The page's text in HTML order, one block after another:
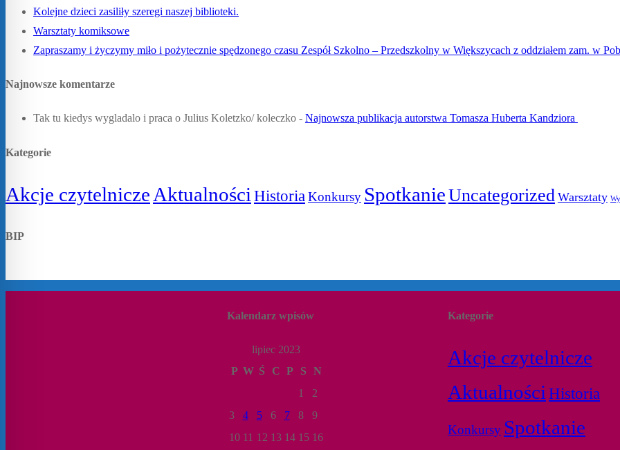
Kolejne dzieci zasiliły szeregi naszej biblioteki.
Warsztaty komiksowe
Zapraszamy i życzymy miło i pożytecznie spędzonego czasu Zespół Szkolno – Przedszkolny w Większycach z oddziałem zam. w
Najnowsze komentarze
Tak tu kiedys wygladalo i praca o Julius Koletzko/ koleczko - Najnowsza publikacja autorstwa Tomasza Huberta Kandziora
Kategorie
Akcje czytelnicze Aktualności Historia Konkursy SpotkanieUncategorized Warsztaty
BIP
Kalendarz wpisów
lipiec 2023
P W Ś C P S
N
1
2
3
4 5 6 7 8
9
10 11 12 13 14 15 16
Kategorie
Akcje czytelnicze
Aktualności Historia
Konkursy Spotkanie